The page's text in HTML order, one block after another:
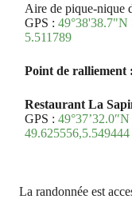
Aire de pique-nique
GPS :49°38'38.7"N
5.511789
Point de ralliement :
Restaurant La
GPS :
49.625556,5.549444
La randonnée est